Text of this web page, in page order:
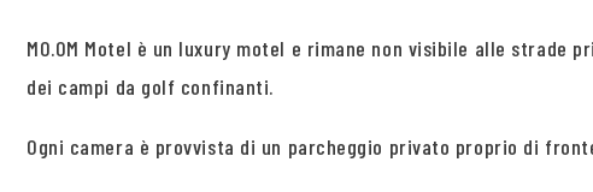
MO.OM Motel è un luxury motel e rimane non visibile alle strade
dei campi da golf confinanti.
Ogni camera è provvista di un parcheggio privato proprio di